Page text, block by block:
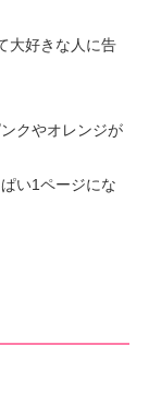
大好きな人に告
クやオレンジが
い1ページにな